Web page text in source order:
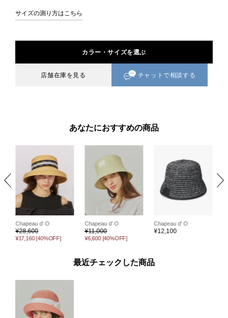
サイズの測り方はこちら
カラー・サイズを選ぶ
店舗在庫を見る チャットで相談する
あなたにおすすめの商品
Chapeau d' O
¥28,600
¥17,160 [40%OFF]
Chapeau d' O
¥11,000
¥6,600 [40%OFF]
Chapeau d' O
¥12,100
最近チェックした商品